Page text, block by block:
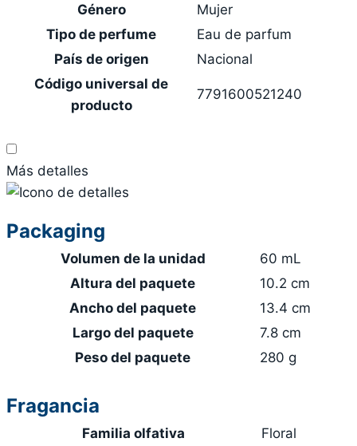
Género
Mujer
Tipo de perfume
Eau de parfum
País de origen
Nacional
Código universal de
producto
7791600521240
Más detalles
Packaging
Volumen de la unidad
60 mL
Altura del paquete
10.2 cm
Ancho del paquete
13.4 cm
Largo del paquete
7.8 cm
Peso del paquete
280 g
Fragancia
Familia olfativa Floral